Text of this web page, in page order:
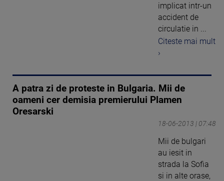
implicat intr-un
accident de
circulatie in ...
Citeste mai mult
›
A patra zi de proteste in Bulgaria. Mii de
oameni cer demisia premierului Plamen
Oresarski
18-06-2013 | 07:48
Mii de bulgari
au iesit in
strada la Sofia
si in alte orase,